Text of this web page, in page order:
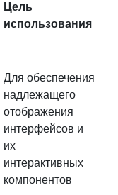
Цель
использования
Для обеспечения
надлежащего
отображения
интерфейсов и
их
интерактивных
компонентов